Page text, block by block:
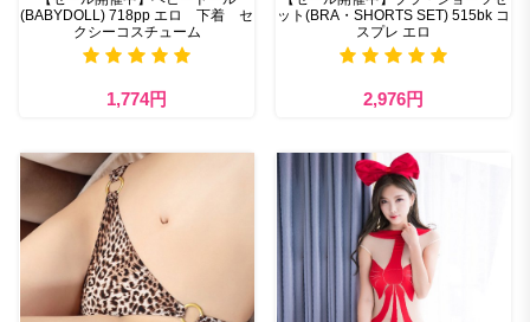
(BABYDOLL) 718pp エロ 下着 セ
クシーコスチューム
1,774円
ット(BRA・SHORTS SET) 515bk コ
スプレ エロ
2,976円